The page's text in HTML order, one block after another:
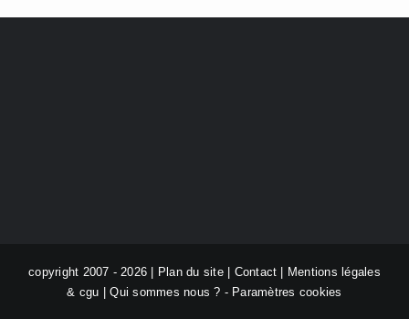
copyright 2007 - 2026 | Plan du site| Contact
Mentions légales
& cgu |Qui sommes nous ? - Paramètres cookies